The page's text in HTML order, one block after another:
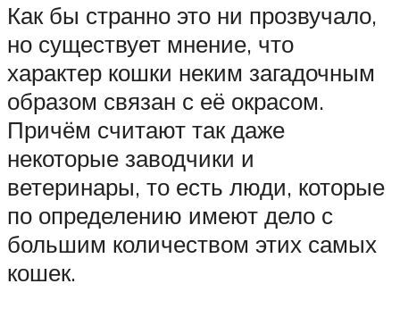
Как бы странно это ни прозвучало,
но существует мнение, что
характер кошки неким загадочным
образом связан с её окрасом.
Причём считают так даже
некоторые заводчики и
ветеринары, то есть люди, которые
по определению имеют дело с
большим количеством этих самых
кошек.